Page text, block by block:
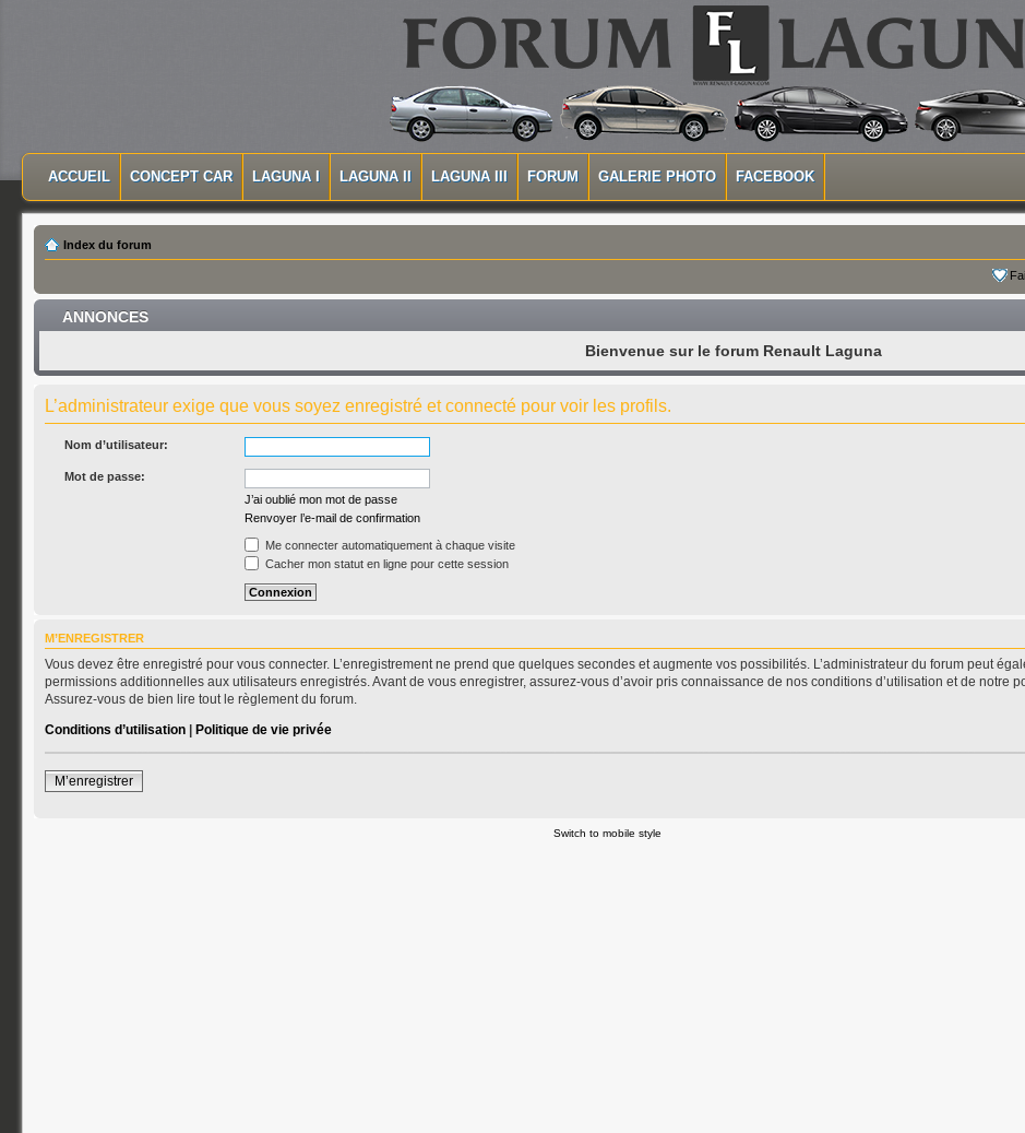
MENU PRINCIPAL
ACCUEIL CONCEPT CAR LAGUNA I LAGUNA II LAGUNA III FORUM GALERIE PHOTO FACEBOOK
Index du forum
ANNONCES
Bienvenue sur le forum Renault Laguna
L’administrateur exige que vous soyez enregistré et connecté pour voir les profils.
Nom d’utilisateur:
Mot de passe:
J’ai oublié mon mot de passe
Renvoyer l’e-mail de confirmation
Me connecter automatiquement à chaque visite
Cacher mon statut en ligne pour cette session
M’ENREGISTRER
Vous devez être enregistré pour vous connecter. L’enregistrement ne prend que quelques secondes et augmente vos possibilités. L’administrateur du forum peut
permissions additionnelles aux utilisateurs enregistrés. Avant de vous enregistrer, assurez-vous d’avoir pris connaissance de nos conditions d’utilisation et de notre
Assurez-vous de bien lire tout le règlement du forum.
Conditions d’utilisation |Politique de vie privée
M’enregistrer
Switch to mobile style